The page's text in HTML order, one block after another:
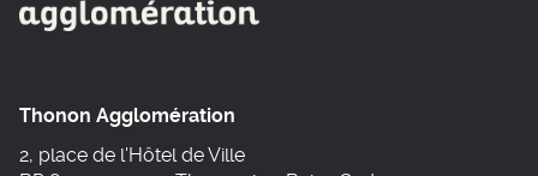
Thonon Agglomération
2, place de l'Hôtel de Ville